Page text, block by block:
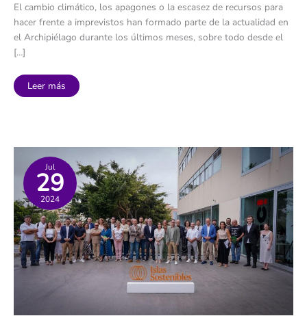
El cambio climático, los apagones o la escasez de recursos para
hacer frente a imprevistos han formado parte de la actualidad en
el Archipiélago durante los últimos meses, sobre todo desde el
[…]
El
los
gases
de
efecto
invernadero
Canarias
Leer más
Jul
29
2024